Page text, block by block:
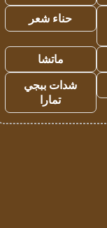
حناء شعر
ماتشا
شدات ببجي
تمارا